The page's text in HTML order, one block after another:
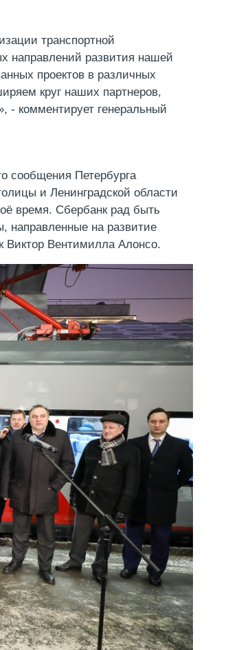
транспортной
направлений развития нашей
проектов в различных
круг наших партнеров,
- комментирует генеральный
сообщения Петербурга
и Ленинградской области
время. Сбербанк рад быть
направленные на развитие
Виктор Вентимилла Алонсо.